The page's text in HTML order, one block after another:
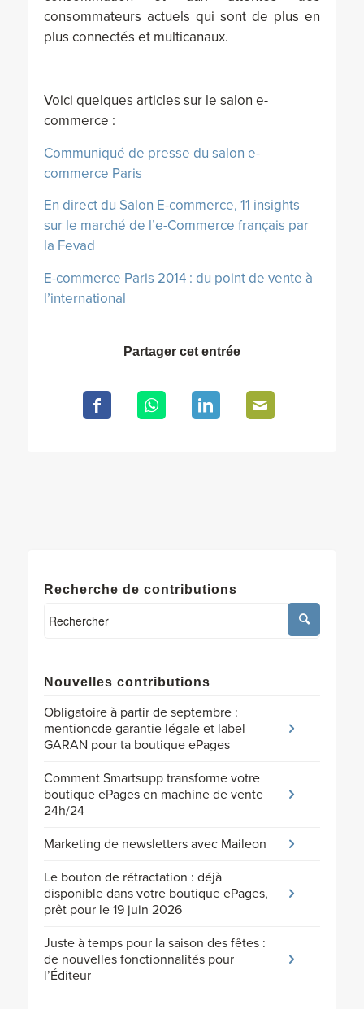
consommateurs actuels qui sont de plus en
plus connectés et multicanaux.
Voici quelques articles sur le salon e-
commerce :
Communiqué de presse du salon e-
commerce Paris
En direct du Salon E-commerce, 11 insights
sur le marché de l’e-Commerce français par
la Fevad
E-commerce Paris 2014 : du point de vente à
l’international
Partager cet entrée
Recherche de contributions
Nouvelles contributions
Obligatoire à partir de septembre :
mentioncde garantie légale et label
GARAN pour ta boutique ePages
Comment Smartsupp transforme votre
boutique ePages en machine de vente
24h/24
Marketing de newsletters avec Maileon
Le bouton de rétractation : déjà
disponible dans votre boutique ePages,
prêt pour le 19 juin 2026
Juste à temps pour la saison des fêtes :
de nouvelles fonctionnalités pour
l’Éditeur